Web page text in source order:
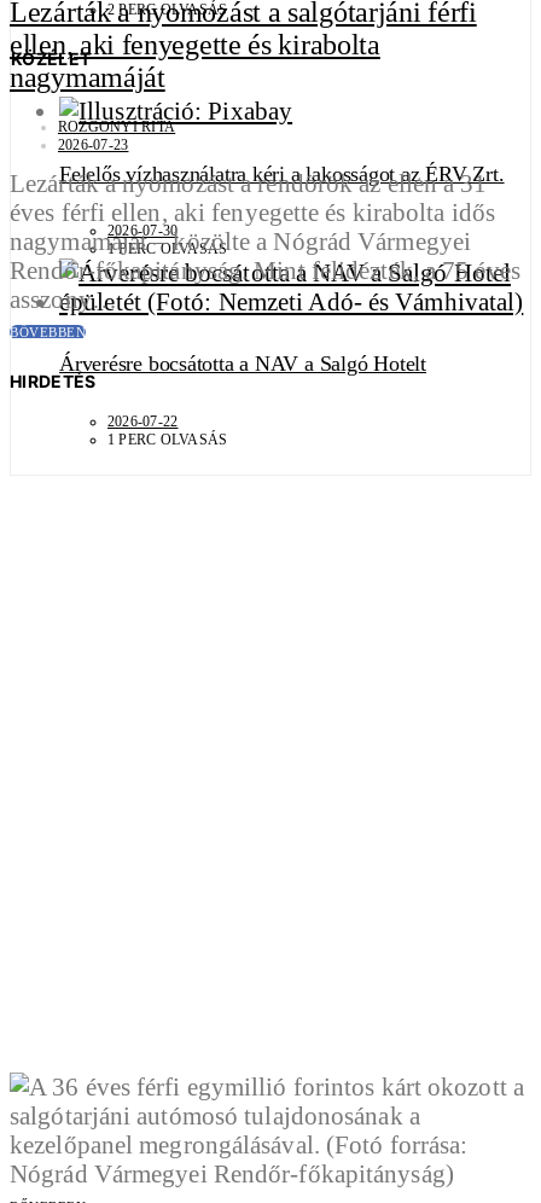
2 PERC OLVASÁS
KÖZÉLET
Felelős vízhasználatra kéri a lakosságot az ÉRV Zrt.
2026-07-30
1 PERC OLVASÁS
Árverésre bocsátotta a NAV a Salgó Hotelt
2026-07-22
1 PERC OLVASÁS
Lezárták a nyomozást a salgótarjáni férfi
ellen, aki fenyegette és kirabolta
nagymamáját
ROZGONYI RITA
2026-07-23
Lezárták a nyomozást a rendőrök az ellen a 31
éves férfi ellen, aki fenyegette és kirabolta idős
nagymamáját – közölte a Nógrád Vármegyei
Rendőr-főkapitányság. Mint felidézték, a 75 éves
asszony…
BŐVEBBEN
HIRDETÉS